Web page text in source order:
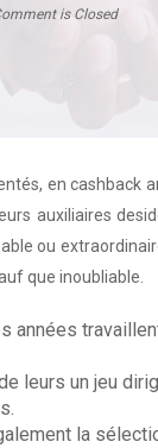
is Closed
en cashback
auxiliaires
ou
que inoubliable.
années
leurs un jeu
la